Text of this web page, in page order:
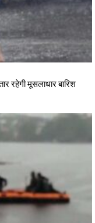
रहेगी मूसलाधार बारिश